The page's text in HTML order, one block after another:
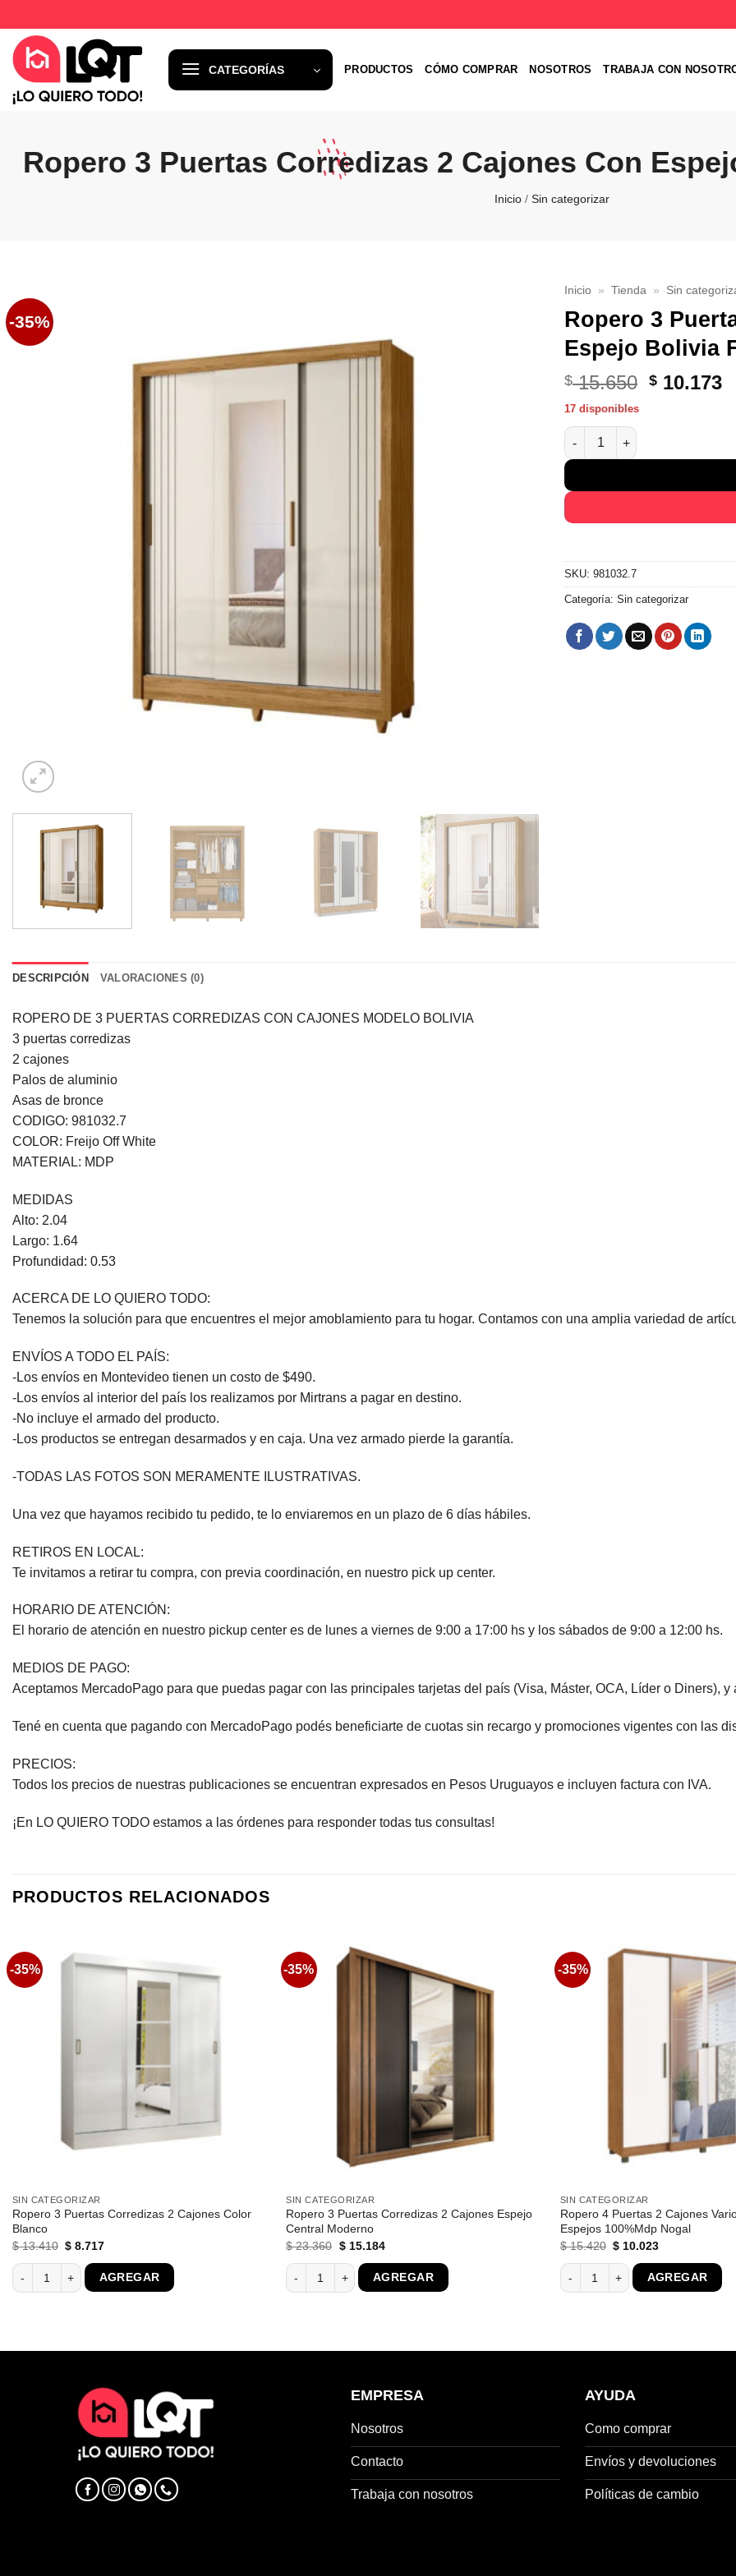
al
contenido
CATEGORÍAS PRODUCTOS CÓMO COMPRAR NOSOTROS TRABAJA CON
Ropero 3 Puertas Corredizas 2 Cajones Con
Inicio / Sin categorizar
-35%
Inicio » Tienda » Sin
Ropero 3
Espejo Bolivia
$15.650 El
$ 15.650.
$ 10.173El
17 disponibles
Ropero 3 Puertas Corredizas
SKU: 981032.7
Categoría: Sin categorizar
DESCRIPCIÓN VALORACIONES (0)
ROPERO DE 3 PUERTAS CORREDIZAS CON CAJONES MODELO BOLIVIA
3 puertas corredizas
2 cajones
Palos de aluminio
Asas de bronce
CODIGO: 981032.7
COLOR: Freijo Off White
MATERIAL: MDP
MEDIDAS
Alto: 2.04
Largo: 1.64
Profundidad: 0.53
ACERCA DE LO QUIERO TODO:
Tenemos la solución para que encuentres el mejor amoblamiento para tu hogar. Contamos con una amplia variedad de
ENVÍOS A TODO EL PAÍS:
-Los envíos en Montevideo tienen un costo de $490.
-Los envíos al interior del país los realizamos por Mirtrans a pagar en destino.
-No incluye el armado del producto.
-Los productos se entregan desarmados y en caja. Una vez armado pierde la garantía.
-TODAS LAS FOTOS SON MERAMENTE ILUSTRATIVAS.
Una vez que hayamos recibido tu pedido, te lo enviaremos en un plazo de 6 días hábiles.
RETIROS EN LOCAL:
Te invitamos a retirar tu compra, con previa coordinación, en nuestro pick up center.
HORARIO DE ATENCIÓN:
El horario de atención en nuestro pickup center es de lunes a viernes de 9:00 a 17:00 hs y los sábados de 9:00 a 12:00 hs.
MEDIOS DE PAGO:
Aceptamos MercadoPago para que puedas pagar con las principales tarjetas del país (Visa, Máster, OCA, Líder o Diners),
Tené en cuenta que pagando con MercadoPago podés beneficiarte de cuotas sin recargo y promociones vigentes con las
PRECIOS:
Todos los precios de nuestras publicaciones se encuentran expresados en Pesos Uruguayos e incluyen factura con IVA.
¡En LO QUIERO TODO estamos a las órdenes para responder todas tus consultas!
PRODUCTOS RELACIONADOS
-35% Favoritos
SIN CATEGORIZAR
Ropero 3 Puertas Corredizas 2 Cajones Color
Blanco
$13.410 El
original
era:
$ 13.410.
$ 8.717El
es:
$ 8.717.
Ropero 3 Puertas Corredizas 2 Cajones Color Blanco cantidad
AGREGAR
-35%
SIN CATEGORIZAR
Ropero 3 Puertas Corredizas 2 Cajones Espejo
Central Moderno
$23.360 El
original
era:
$ 23.360.
$15.184El
es:
$ 15.184.
Ropero 3 Puertas Corredizas 2 Cajones Espejo Central Moderno cantidad
AGREGAR
-35%
SIN CATEGORIZAR
Ropero 4 Puertas 2 Cajones
Espejos 100%Mdp Nogal
$15.420 El
original
era:
$ 15.420.
$ 10.023El
es:
$ 10.023.
Ropero 4 Puertas 2 Cajones
AGREGAR
Freijo Gris cantidad
EMPRESA
Nosotros
Contacto
Trabaja con nosotros
AYUDA
Como comprar
Envíos y devoluciones
Políticas de cambio